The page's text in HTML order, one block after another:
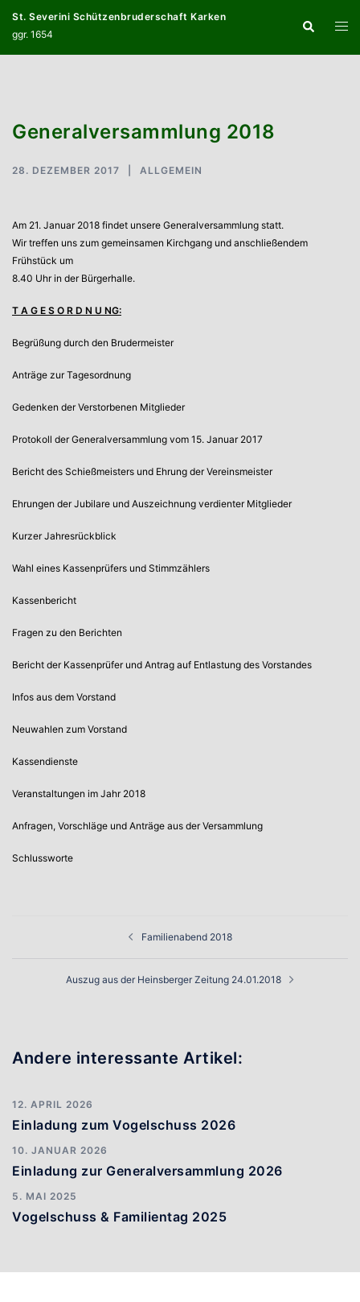
springen
St. Severini Schützenbruderschaft Karken
ggr. 1654
Suche
Menü
Generalversammlung 2018
28. DEZEMBER 2017 ALLGEMEIN
Am 21. Januar 2018 findet unsere Generalversammlung statt.
Wir treffen uns zum gemeinsamen Kirchgang und anschließendem
Frühstück um
8.40 Uhr in der Bürgerhalle.
T A G E S O R D N U NG:
Begrüßung durch den Brudermeister
Anträge zur Tagesordnung
Gedenken der Verstorbenen Mitglieder
Protokoll der Generalversammlung vom 15. Januar 2017
Bericht des Schießmeisters und Ehrung der Vereinsmeister
Ehrungen der Jubilare und Auszeichnung verdienter Mitglieder
Kurzer Jahresrückblick
Wahl eines Kassenprüfers und Stimmzählers
Kassenbericht
Fragen zu den Berichten
Bericht der Kassenprüfer und Antrag auf Entlastung des Vorstandes
Infos aus dem Vorstand
Neuwahlen zum Vorstand
Kassendienste
Veranstaltungen im Jahr 2018
Anfragen, Vorschläge und Anträge aus der Versammlung
Schlussworte
Familienabend 2018
Auszug aus der Heinsberger Zeitung 24.01.2018
Andere interessante Artikel:
12. APRIL 2026
Einladung zum Vogelschuss 2026
10. JANUAR 2026
Einladung zur Generalversammlung 2026
5. MAI 2025
Vogelschuss & Familientag 2025